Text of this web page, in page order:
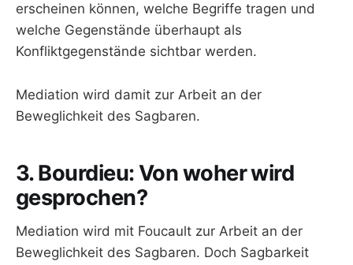
erscheinen können, welche Begriffe tragen und
welche Gegenstände überhaupt als
Konfliktgegenstände sichtbar werden.
Mediation wird damit zur Arbeit an der
Beweglichkeit des Sagbaren.
3. Bourdieu: Von woher wird
gesprochen?
Mediation wird mit Foucault zur Arbeit an der
Beweglichkeit des Sagbaren. Doch Sagbarkeit